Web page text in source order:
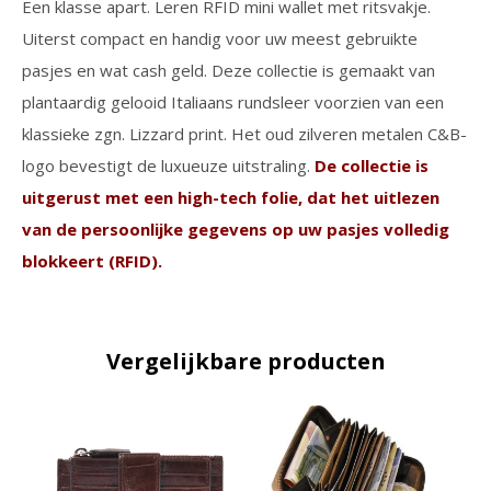
Een klasse apart. Leren RFID mini wallet met ritsvakje.
Uiterst compact en handig voor uw meest gebruikte
pasjes en wat cash geld. Deze collectie is gemaakt van
plantaardig gelooid Italiaans rundsleer voorzien van een
klassieke zgn. Lizzard print. Het oud zilveren metalen C&B-
logo bevestigt de luxueuze uitstraling. De collectie is
uitgerust met een high-tech folie, dat het uitlezen
van de persoonlijke gegevens op uw pasjes volledig
blokkeert (RFID).
Vergelijkbare producten